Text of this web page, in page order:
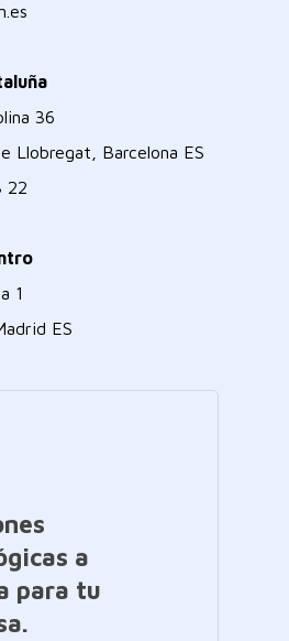
36
Llobregat, Barcelona ES
22
1
ES
a
para tu